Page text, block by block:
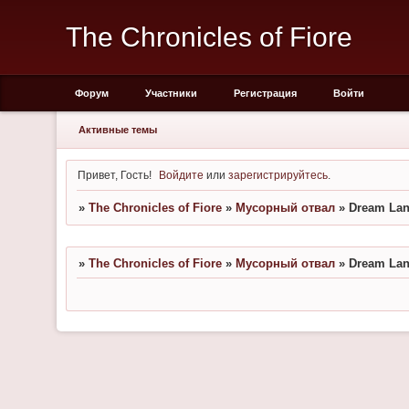
The Chronicles of Fiore
Форум Участники Регистрация Войти
Активные темы
Привет, Гость! Войдите илизарегистрируйтесь
» The Chronicles of Fiore » Мусорный отвал » Dream
» The Chronicles of Fiore » Мусорный отвал » Dream